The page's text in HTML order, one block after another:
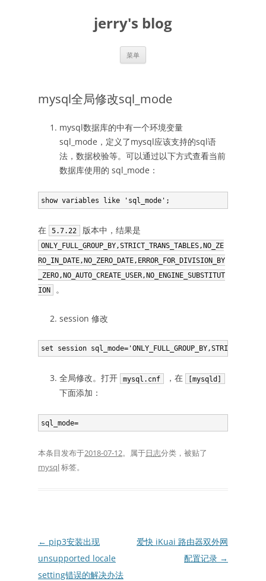
jerry's blog
菜单
mysql全局修改sql_mode
mysql数据库的中有一个环境变量
sql_mode，定义了mysql应该支持的sql语
法，数据校验等。可以通过以下方式查看当前
数据库使用的 sql_mode：
在 5.7.22 版本中，结果是
ONLY_FULL_GROUP_BY,STRICT_TRANS_TABLES,NO_ZE
RO_IN_DATE,NO_ZERO_DATE,ERROR_FOR_DIVISION_BY
_ZERO,NO_AUTO_CREATE_USER,NO_ENGINE_SUBSTITUT
ION
。
session 修改
全局修改。打开 mysql.cnf ，在 [mysqld]
下面添加：
本条目发布于2018-07-12。属于日志分类，被贴了
mysql标签。
文
章
导
← pip3安装出现
unsupported locale
setting错误的解决办法
爱快 iKuai 路由器双外网
配置记录 →